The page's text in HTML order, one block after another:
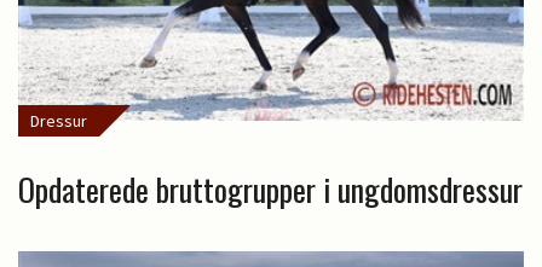
Dressur
Opdaterede bruttogrupper i ungdomsdressur